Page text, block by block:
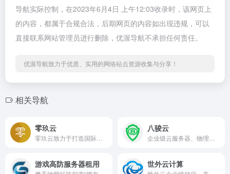
导航实际控制，在2023年6月4日 上午12:03收录时，该网页上
的内容，都属于合规合法，后期网页的内容如出现违规，可以
直接联系网站管理员进行删除，优渥导航不承担任何责任。
优渥导航致力于优质、实用的网络站点资源收集与分享！
相关导航
零玖云 八骏云
游戏高防服务器租用 世外云计算